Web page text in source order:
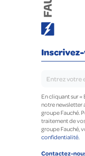
En cliquant sur
notre newsletter
groupe Fauché.
traitement de
groupe Fauché,
confidentialité.
Contactez-